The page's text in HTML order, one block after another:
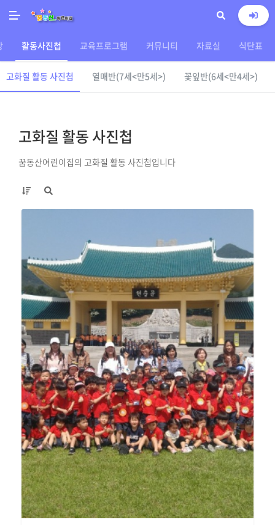
활동사진첩 교육프로그램 커뮤니티 자료실 식단표
고화질 활동 사진첩 열매반(7세<만5세>) 꽃잎반(6세<만4세>)
고화질 활동 사진첩
꿈동산어린이집의 고화질 활동 사진첩입니다